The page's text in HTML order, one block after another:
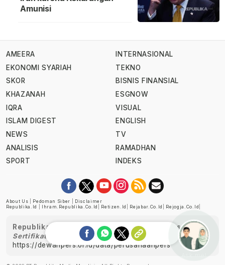
Amunisi
AMEERA
EKONOMI SYARIAH
SKOR
KHAZANAH
IQRA
ISLAM DIGEST
NEWS
ANALISIS
SPORT
INTERNASIONAL
TEKNO
BISNIS FINANSIAL
ESGNOW
VISUAL
ENGLISH
TV
RAMADHAN
INDEKS
About Us Pedoman Siber
Disclaimer
Republika.id
Ihram.republika.co.id Retizen.id Rejabar.co.id Rejogja.co.id
Republika telah diverifikasi oleh Dewan Pers
Sertifikat Nomor 1058/DP-Verifikasi/K/XII/2022
https://dewanpers.or.id/data/perusahaanpers